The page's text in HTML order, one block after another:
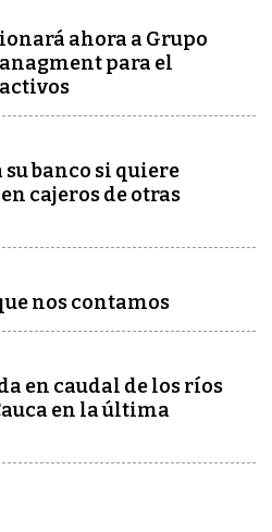
ahora a Grupo
para el
su banco si quiere
cajeros de otras
nos contamos
en caudal de los ríos
en la última